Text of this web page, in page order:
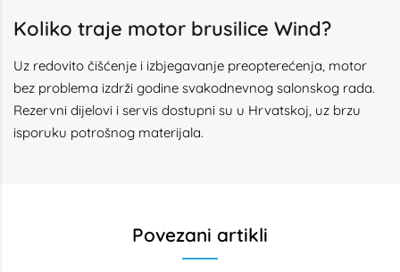
Koliko traje motor brusilice Wind?
Uz redovito čišćenje i izbjegavanje preopterećenja, motor
bez problema izdrži godine svakodnevnog salonskog rada.
Rezervni dijelovi i servis dostupni su u Hrvatskoj, uz brzu
isporuku potrošnog materijala.
Povezani artikli